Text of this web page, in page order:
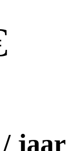
jaar